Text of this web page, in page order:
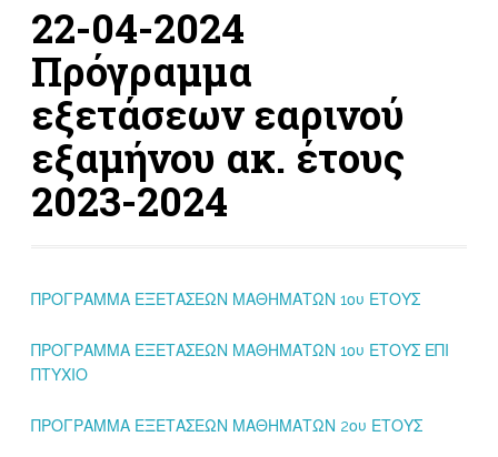
22-04-2024
Πρόγραμμα
εξετάσεων εαρινού
εξαμήνου ακ. έτους
2023-2024
ΠΡΟΓΡΑΜΜΑ ΕΞΕΤΑΣΕΩΝ ΜΑΘΗΜΑΤΩΝ 1ου ΕΤΟΥΣ
ΠΡΟΓΡΑΜΜΑ ΕΞΕΤΑΣΕΩΝ ΜΑΘΗΜΑΤΩΝ 1ου ΕΤΟΥΣ ΕΠΙ
ΠΤΥΧΙΟ
ΠΡΟΓΡΑΜΜΑ ΕΞΕΤΑΣΕΩΝ ΜΑΘΗΜΑΤΩΝ 2ου ΕΤΟΥΣ